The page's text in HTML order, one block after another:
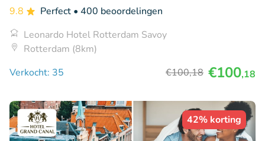
9.8 Perfect • 400 beoordelingen
Leonardo Hotel Rotterdam Savoy
Rotterdam (8km)
Verkocht: 35
€100,18 €100,18
42% korting